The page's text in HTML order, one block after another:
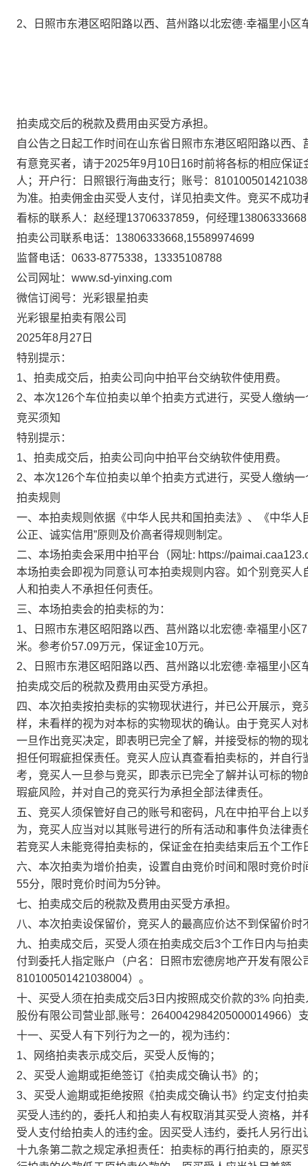
2、 日照市东港区昭阳路以西、莒州路以北宏德·幸福里小区
拍卖成交后的税款及费用由买受方承担。
自公告之日起工作时间在山东省 日照市东港区昭阳路以西、
有意竞买者，请于2025年9月 10 日16时前将各标的相应保证
人 ；开户行：日照银行海曲支行；账号：
为准。 拍卖佣金由买受人支付，详见拍卖文件。 竞买不成功
看标的联系人：赵经理13706337859， 何经理
拍卖公司联系电话：13806333668,15589974699
监督电话：0633-8775338，13335108788
公司网址：www.sd-yinxing.com
微信订阅号：光彩银星拍卖
光彩银星拍卖有限公司
2025年8月 27 日
特别提示：
1、 拍卖成交后， 拍卖公司 向中拍平台交纳软件使用费。
2、 本次126个车位拍卖以单个拍卖方式进行，买受人缴纳
竞买须知
特别提示：
1、 拍卖成交后， 拍卖公司 向中拍平台交纳软件使用费。
2、 本次126个车位拍卖以单个拍卖方式进行，买受人缴纳
拍卖规则
一、本拍卖规则依据《中华人民共和国拍卖法》、《中华
公正、诚实信用”原则及价高者得规则制定。
二、本场拍卖会采用 中拍平台（网址: https://
本场拍卖会即视为同意认可本拍卖规则内容。如个别竞买
人和拍卖人不承担任何责任。
三、本场拍卖会的拍卖标的为 ：
1、
日照市东港区昭阳路以西、莒州路以北宏德·幸福里小区
米。 参考价57.09万元， 保证金10万元。
2、
日照市东港区昭阳路以西、莒州路以北宏德·幸福里小区
拍卖成交后的税款及费用由买受方承担。
四、 本次拍卖按拍卖标的实物现状进行，并已公开展示， 竞
样，未看样的视为对本标的实物现状的确认。 由于竞买人对
一旦作出竞买决定，即表明已完全了解，并接受标的物的现
担任何瑕疵担保责任。竞买人应认真查看拍卖标的，并自
考， 竞买人一旦参与竞买，即表示已完全了解并认可标的
瑕疵风险，并对自己的竞买行为承担全部法律责任。
五、竞买人须保管好自己的账号和密码，凡在中拍平台上以
为，竞买人应当对以其账号进行的所有活动和事件负法律责
若竞买人未能竞得拍卖标的，保证金在拍卖结束后五个工作
六、 本次拍卖为增价拍卖， 设置自由竞价时间和限时竞价时
55分，限时竞价时间为5分钟。
七、 拍卖成交后的税款及费用由买受方承担。
八、 本次拍卖设保留价，竞买人的最高应价达不到保留价时
九、 拍卖成交后，买受人须在拍卖成交后3个工作日内与拍
付到 委托人指定账户 （户名：
日照市宏德房地产开发有限公
810100501421038004） 。
十、 买受人须在拍卖成交后3 日内按照成交价款的3% 向拍卖
股份有限公司营业部,账号：2640042984205000014966）
十一、买受人有下列行为之一的，视为违约：
1、
网络拍卖表示成交后，买受人反悔的；
2、买受人逾期或拒绝签订《拍卖成交确认书》的；
3、买受人逾期或拒绝按照《拍卖成交确认书》约定支付拍
买受人违约的，委托人和拍卖人有权取消其买受人资格，
受人支付给拍卖人的违约金。因买受人违约，委托人另行
十九条第二款之规定承担责任：拍卖标的再行拍卖的，原